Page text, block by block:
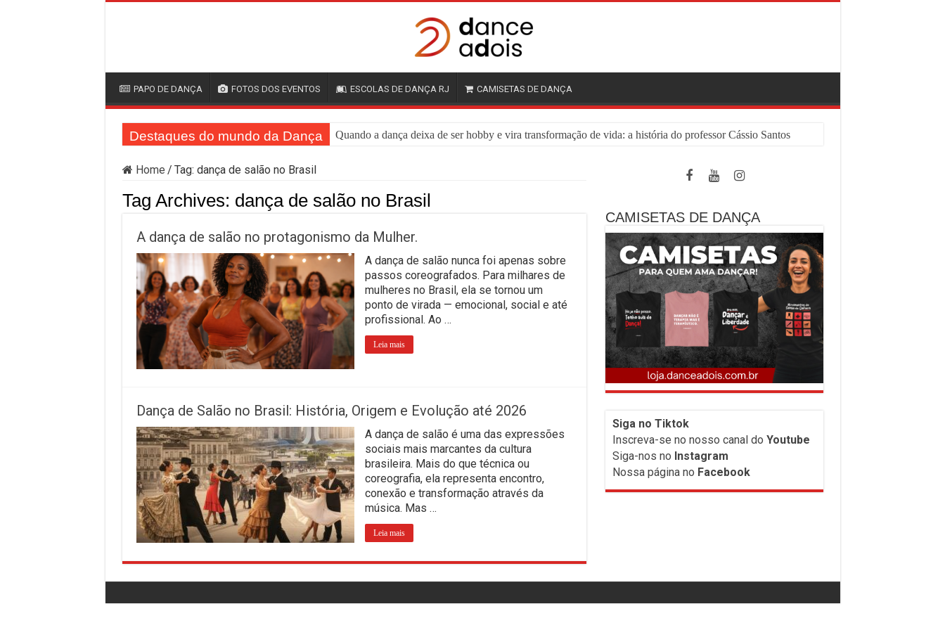
PAPO DE DANÇA FOTOS DOS EVENTOS ESCOLAS DE DANÇA RJ CAMISETAS DE DANÇA
Destaques do mundo da Dança Quando a dança deixa de ser hobby e vira transformação de vida: a história do professor Cássio Santos
Home / Tag: dança de salão no Brasil
Tag Archives: dança de salão no Brasil
A dança de salão no protagonismo da Mulher.
A dança de salão nunca foi apenas sobre
passos coreografados. Para milhares de
mulheres no Brasil, ela se tornou um
ponto de virada — emocional, social e até
profissional. Ao …
Leia mais
Dança de Salão no Brasil: História, Origem e Evolução até 2026
A dança de salão é uma das expressões
sociais mais marcantes da cultura
brasileira. Mais do que técnica ou
coreografia, ela representa encontro,
conexão e transformação através da
música. Mas …
Leia mais
CAMISETAS DE DANÇA
Siga no Tiktok
Inscreva-se no nosso canal do Youtube
Siga-nos no Instagram
Nossa página no Facebook